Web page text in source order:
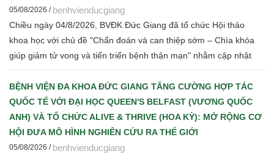
05/08/2026 / benhvienducgiang
Chiều ngày 04/8/2026, BVĐK Đức Giang đã tổ chức Hội thảo
khoa học với chủ đề "Chẩn đoán và can thiệp sớm – Chìa khóa
giúp giảm tử vong và tiến triển bệnh thận mạn" nhằm cập nhật
những tiến bộ mới trong chẩn đoán, điều trị và quản lý bệnh thận
mạn cho đội ngũ cán bộ y tế.
BỆNH VIỆN ĐA KHOA ĐỨC GIANG TĂNG CƯỜNG HỢP TÁC
QUỐC TẾ VỚI ĐẠI HỌC QUEEN'S BELFAST (VƯƠNG QUỐC
ANH) VÀ TỔ CHỨC ALIVE & THRIVE (HOA KỲ): MỞ RỘNG CƠ
HỘI ĐƯA MÔ HÌNH NGHIÊN CỨU RA THẾ GIỚI
05/08/2026 / benhvienducgiang